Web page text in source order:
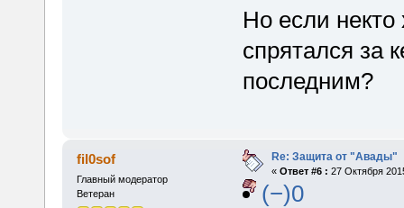
Но если
спрятался за
последним?
fil0sof
Главный модератор
Ветеран
Re: Защита от "Авады"
« Ответ #6 : 27 Октября
(−)0